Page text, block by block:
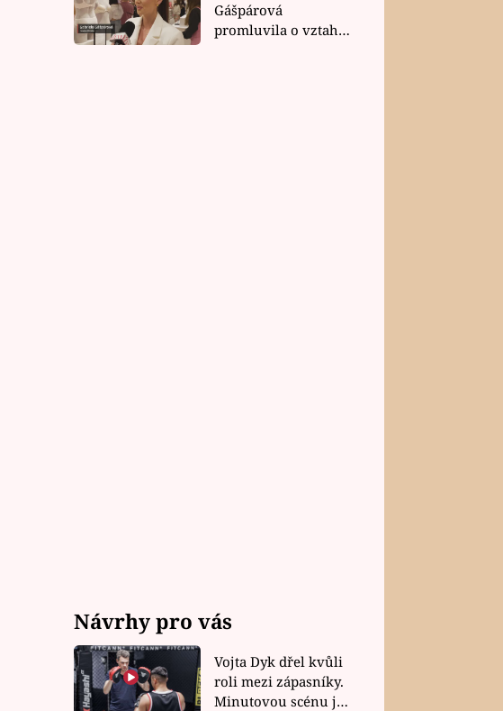
Gášpárová
promluvila o vztahu
Návrhy pro vás
Vojta Dyk dřel kvůli
roli mezi zápasníky.
Minutovou scénu jel